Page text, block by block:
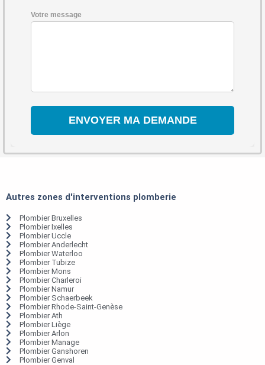
Votre message
Autres zones d'interventions plomberie
Plombier Bruxelles
Plombier Ixelles
Plombier Uccle
Plombier Anderlecht
Plombier Waterloo
Plombier Tubize
Plombier Mons
Plombier Charleroi
Plombier Namur
Plombier Schaerbeek
Plombier Rhode-Saint-Genèse
Plombier Ath
Plombier Liège
Plombier Arlon
Plombier Manage
Plombier Ganshoren
Plombier Genval